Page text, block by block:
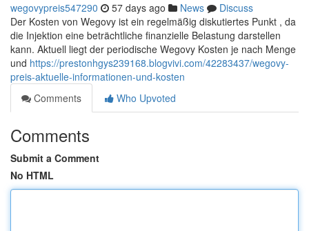
wegovypreis547290 57 days ago News
Discuss
Der Kosten von Wegovy ist ein regelmäßig diskutiertes Punkt , da
die Injektion eine beträchtliche finanzielle Belastung darstellen
kann. Aktuell liegt der periodische Wegovy Kosten je nach Menge
und https://prestonhgys239168.blogvivi.com/42283437/wegovy-
preis-aktuelle-informationen-und-kosten
Comments
Who Upvoted
Comments
Submit a Comment
No HTML